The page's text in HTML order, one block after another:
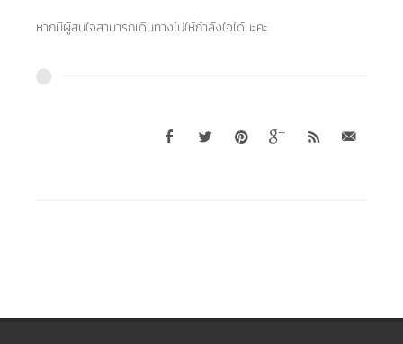
หากมีผู้สนใจสามารถเดินทางไปให้กำลังใจได้นะคะ